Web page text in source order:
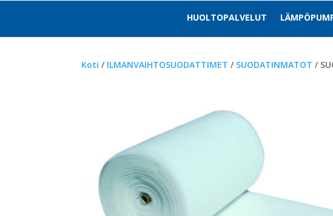
HUOLTOPALVELUT
Koti / ILMANVAIHTOSUODATTIMET / SUODATINMATOT /